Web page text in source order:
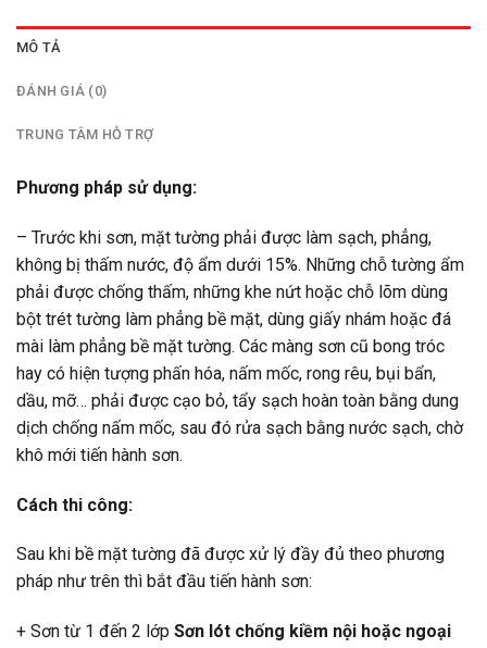
MÔ TẢ
ĐÁNH GIÁ (0)
TRUNG TÂM HỖ TRỢ
Phương pháp sử dụng:
– Trước khi sơn, mặt tường phải được làm sạch, phẳng,
không bị thấm nước, độ ẩm dưới 15%. Những chỗ tường ẩm
phải được chống thấm, những khe nứt hoặc chỗ lõm dùng
bột trét tường làm phẳng bề mặt, dùng giấy nhám hoặc đá
mài làm phẳng bề mặt tường. Các màng sơn cũ bong tróc
hay có hiện tượng phấn hóa, nấm mốc, rong rêu, bụi bẩn,
dầu, mỡ… phải được cạo bỏ, tẩy sạch hoàn toàn bằng dung
dịch chống nấm mốc, sau đó rửa sạch bằng nước sạch, chờ
khô mới tiến hành sơn.
Cách thi công:
Sau khi bề mặt tường đã được xử lý đầy đủ theo phương
pháp như trên thì bắt đầu tiến hành sơn:
+ Sơn từ 1 đến 2 lớp Sơn lót chống kiềm nội hoặc ngoại